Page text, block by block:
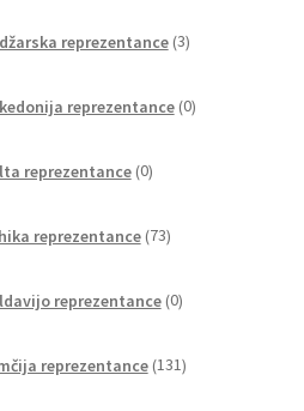
reprezentance 3izdelki
reprezentance 0izdelkov
reprezentance 0izdelkov
reprezentance 73izdelkov
reprezentance 0izdelkov
reprezentance 131izdelkov